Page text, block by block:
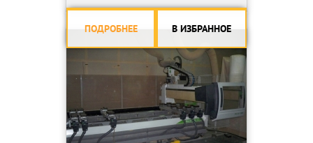
Доп. вопросы по телефону - 8(495)772-91-22.
Деревообрабатывающее оборудование б/у большой выбор
смотрите на сайте компании - www.stankipro.ru
ПОДРОБНЕЕ В ИЗБРАННОЕ